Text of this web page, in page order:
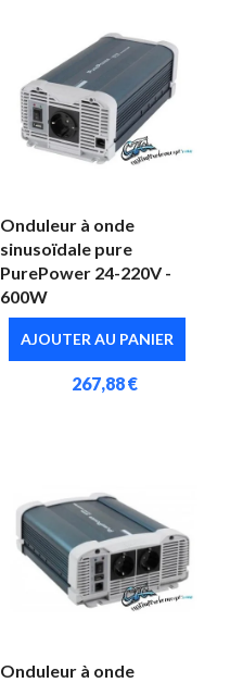
Onduleur à onde
sinusoïdale pure
PurePower 24-220V -
600W
AJOUTER AU PANIER
267,88 €
Onduleur à onde